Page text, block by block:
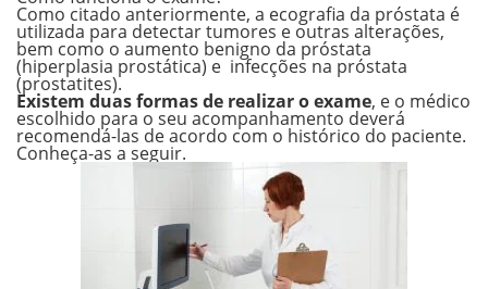
Como citado anteriormente, a ecografia da próstata é
utilizada para detectar tumores e outras alterações,
bem como o aumento benigno da próstata
(hiperplasia prostática) e infecções na próstata
(prostatites).
Existem duas formas de realizar o exame, e o médico
escolhido para o seu acompanhamento deverá
recomendá-las de acordo com o histórico do paciente.
Conheça-as a seguir.